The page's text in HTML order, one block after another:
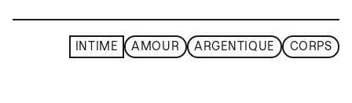
INTIME AMOUR ARGENTIQUE CORPS